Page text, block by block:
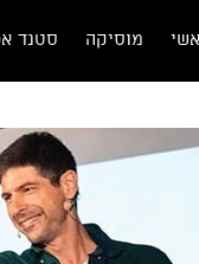
מוסיקה סטנד